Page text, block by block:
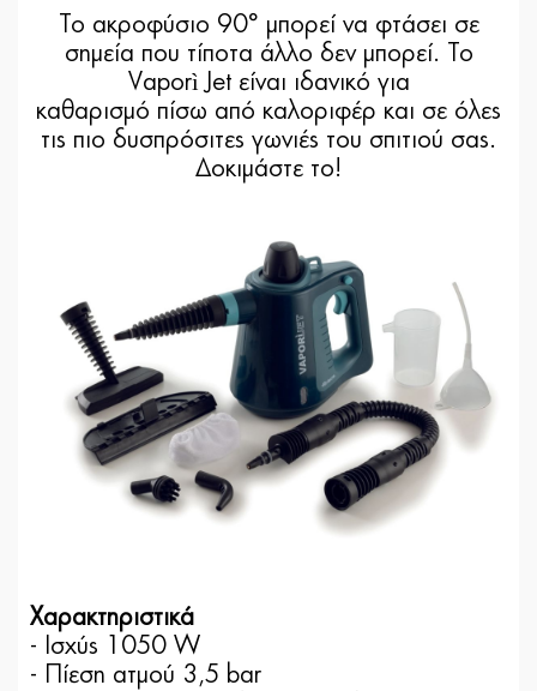
Το ακροφύσιο 90° μπορεί να φτάσει σε
σημεία που τίποτα άλλο δεν μπορεί. Το
Vaporì Jet είναι ιδανικό για
καθαρισμό πίσω από καλοριφέρ και σε όλες
τις πιο δυσπρόσιτες γωνιές του σπιτιού σας.
Δοκιμάστε το!
Χαρακτηριστικά
- Ισχύς 1050 W
- Πίεση ατμού 3,5 bar